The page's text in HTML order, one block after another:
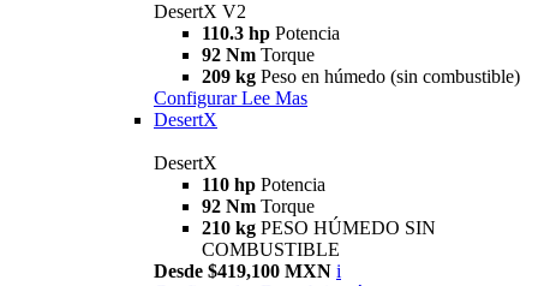
DesertX V2
110.3 hp Potencia
92 Nm Torque
209 kg Peso en húmedo (sin combustible)
Configurar Lee Mas
DesertX
DesertX
110 hp Potencia
92 Nm Torque
210 kg PESO HÚMEDO SIN
COMBUSTIBLE
Desde $419,100 MXN i